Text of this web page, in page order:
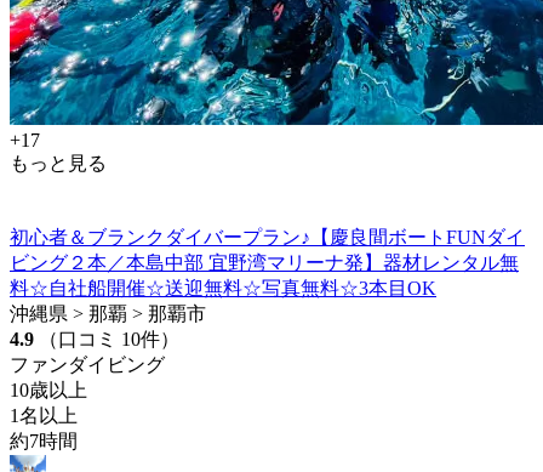
+17
もっと見る
初心者＆ブランクダイバープラン♪【慶良間ボートFUNダイ
ビング２本／本島中部 宜野湾マリーナ発】器材レンタル無
料☆自社船開催☆送迎無料☆写真無料☆3本目OK
沖縄県 > 那覇 > 那覇市
4.9
（口コミ 10件）
ファンダイビング
10歳以上
1名以上
約7時間